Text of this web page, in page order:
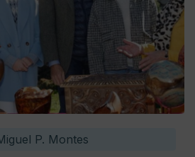
P. Montes